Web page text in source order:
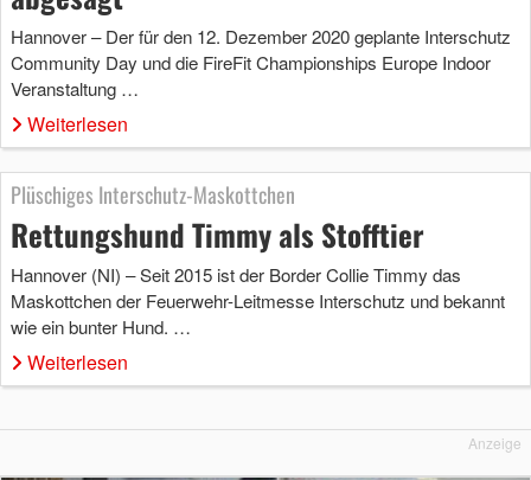
Hannover – Der für den 12. Dezember 2020 geplante Interschutz
Community Day und die FireFit Championships Europe Indoor
Veranstaltung …
Weiterlesen
Plüschiges Interschutz-Maskottchen
Rettungshund Timmy als Stofftier
Hannover (NI) – Seit 2015 ist der Border Collie Timmy das
Maskottchen der Feuerwehr-Leitmesse Interschutz und bekannt
wie ein bunter Hund. …
Weiterlesen
Anzeige